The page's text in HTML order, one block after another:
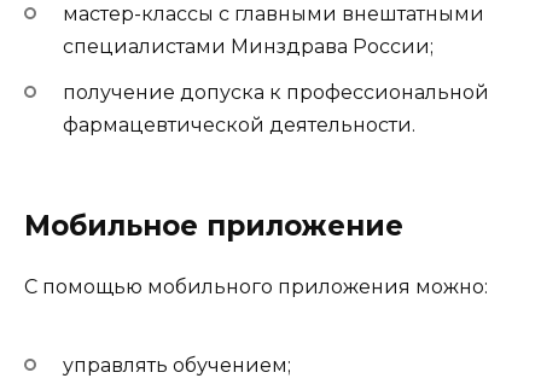
мастер-классы с главными внештатными
специалистами Минздрава России;
получение допуска к профессиональной
фармацевтической деятельности.
Мобильное приложение
С помощью мобильного приложения можно:
управлять обучением;